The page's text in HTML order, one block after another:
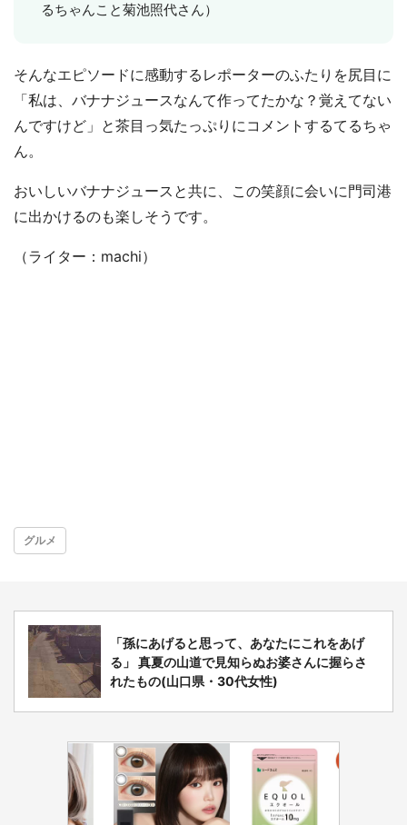
るちゃんこと菊池照代さん）
そんなエピソードに感動するレポーターのふたりを尻目に
「私は、バナナジュースなんて作ってたかな？覚えてない
んですけど」と茶目っ気たっぷりにコメントするてるちゃ
ん。
おいしいバナナジュースと共に、この笑顔に会いに門司港
に出かけるのも楽しそうです。
（ライター：machi）
グルメ
「孫にあげると思って、あなたにこれをあげ
る」 真夏の山道で見知らぬお婆さんに握らさ
れたもの(山口県・30代女性)